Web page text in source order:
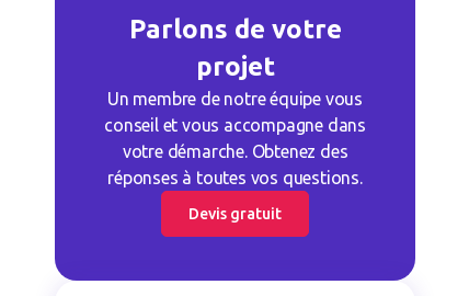
Parlons de votre
projet
Un membre de notre équipe vous
conseil et vous accompagne dans
votre démarche. Obtenez des
réponses à toutes vos questions.
Devis gratuit